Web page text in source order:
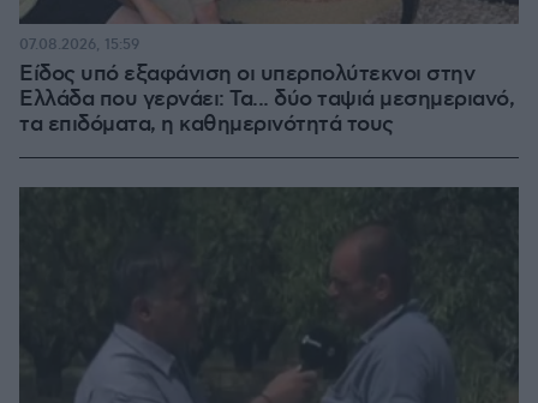
Είδος υπό εξαφάνιση οι υπερπολύτεκνοι στην
Ελλάδα που γερνάει: Τα... δύο ταψιά μεσημεριανό,
τα επιδόματα, η καθημερινότητά τους
07.08.2026, 15:59